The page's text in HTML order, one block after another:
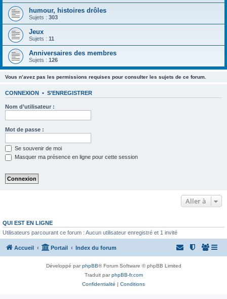
humour, histoires drôles
Sujets : 303
Jeux
Sujets : 11
Anniversaires des membres
Sujets : 126
Vous n’avez pas les permissions requises pour consulter les sujets de ce forum.
CONNEXION • S’ENREGISTRER
Nom d’utilisateur :
Mot de passe :
Se souvenir de moi
Masquer ma présence en ligne pour cette session
Aller à
QUI EST EN LIGNE
Utilisateurs parcourant ce forum : Aucun utilisateur enregistré et 1 invité
Accueil Portail Index du forum
Développé parphpBB® Forum Software © phpBB Limited
Traduit parphpBB-fr.com
Confidentialité | Conditions